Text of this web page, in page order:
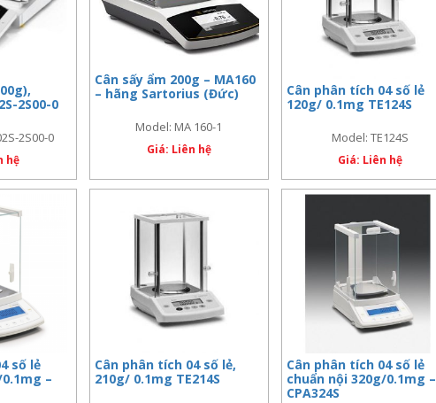
2S00-0
2S00-0
hệ
Cân sấy ẩm 200g – MA160
– hãng Sartorius (Đức)
Model: MA 160-1
Giá: Liên hệ
Cân phân tích 04 số lẻ
120g/ 0.1mg TE124S
Model: TE124S
Giá: Liên hệ
số lẻ
–
Cân phân tích 04 số lẻ,
210g/ 0.1mg TE214S
Cân phân tích 04 số lẻ
chuẩn nội 320g/0.1mg –
CPA324S